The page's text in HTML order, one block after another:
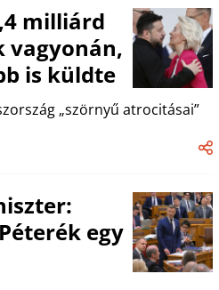
milliárd
vagyonán,
is küldte
„szörnyű atrocitásai”
egy